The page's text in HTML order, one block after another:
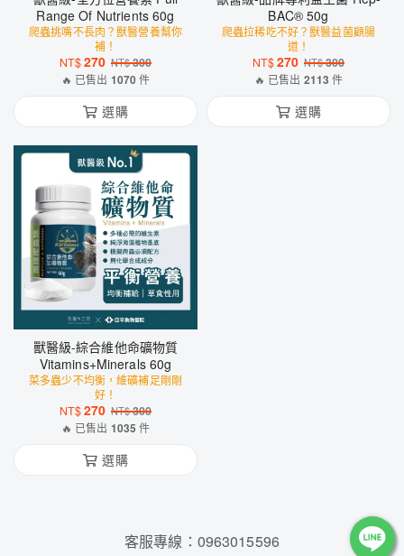
Range Of Nutrients 60g
爬蟲挑嘴不長肉？獸醫營養幫你
補！
NT$270 NT$300
🔥 已售出 1070件
選購
BAC® 50g
爬蟲拉稀吃不好？獸醫益菌顧腸
道！
NT$270 NT$300
🔥 已售出 2113 件
選購
獸醫級-綜合維他命礦物質
Vitamins+Minerals 60g
菜多蟲少不均衡，維礦補足剛剛
好！
NT$270 NT$300
🔥 已售出 1035 件
選購
客服專線： 0963015596